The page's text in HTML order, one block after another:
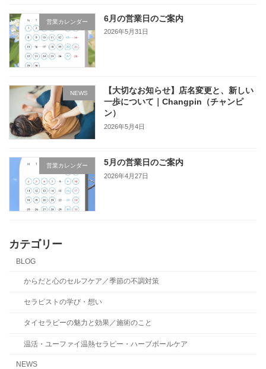
営業カレンダー 6月の営業日のご案内
2026年5月31日
NEWS
【大切なお知らせ】店名変更と、新しい
一歩について｜Changpin（チャンピ
ン）
2026年5月4日
営業カレンダー 5月の営業日のご案内
2026年4月27日
カテゴリー
BLOG
からだと心のセルフケア／季節の不調対策
セラピストの学び・想い
タイセラピーの魅力と効果／施術のこと
温活・ユーファイ温熱セラピー・ハーブボールケア
NEWS